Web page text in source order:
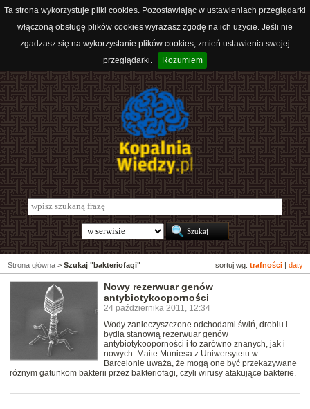
Ta strona wykorzystuje pliki cookies. Pozostawiając w ustawieniach przeglądarki
włączoną obsługę plików cookies wyrażasz zgodę na ich użycie. Jeśli nie
zgadzasz się na wykorzystanie plików cookies, zmień ustawienia swojej
przeglądarki.
Rozumiem
sortuj wg: trafności daty
Strona główna > Szukaj "bakteriofagi"
Nowy rezerwuar genów
antybiotykooporności
24 października 2011, 12:34
Wody zanieczyszczone odchodami świń, drobiu i
bydła stanowią rezerwuar genów
antybiotykooporności i to zarówno znanych, jak i
nowych. Maite Muniesa z Uniwersytetu w
Barcelonie uważa, że mogą one być przekazywane
różnym gatunkom bakterii przez bakteriofagi, czyli wirusy atakujące bakterie.